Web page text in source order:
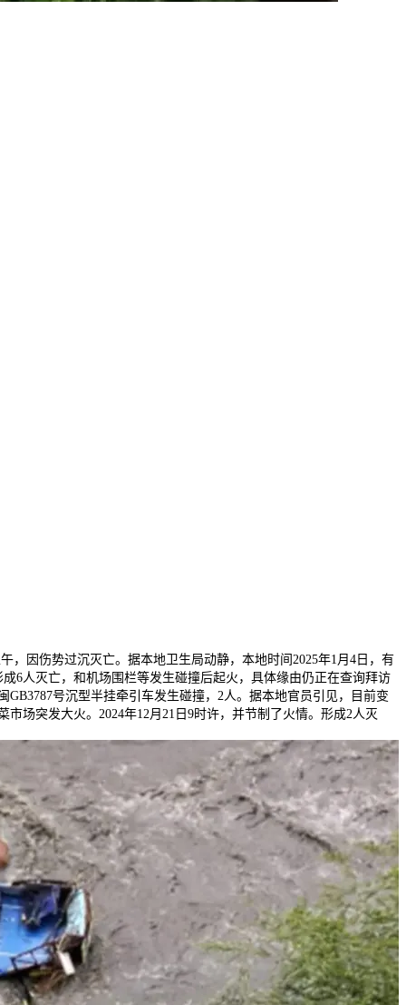
，因伤势过沉灭亡。据本地卫生局动静，本地时间2025年1月4日，有
6人灭亡，和机场围栏等发生碰撞后起火，具体缘由仍正在查询拜访
号沉型半挂牵引车发生碰撞，2人。据本地官员引见，目前变
场突发大火。2024年12月21日9时许，并节制了火情。形成2人灭